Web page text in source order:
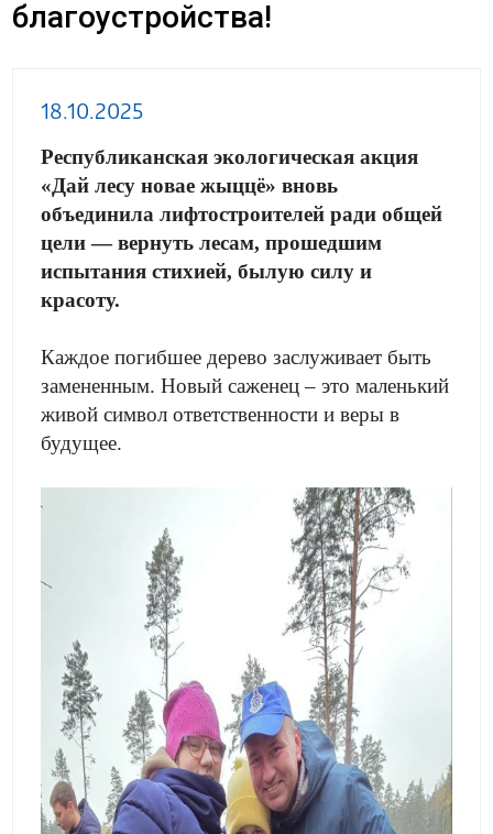
благоустройства!
18.10.2025
Республиканская экологическая акция
«Дай лесу новае жыццё» вновь
объединила лифтостроителей ради общей
цели — вернуть лесам, прошедшим
испытания стихией, былую силу и
красоту.
Каждое погибшее дерево заслуживает быть
замененным. Новый саженец – это маленький
живой символ ответственности и веры в
будущее.